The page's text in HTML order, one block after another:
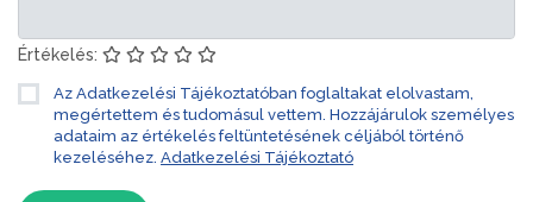
Értékelés:
Az Adatkezelési Tájékoztatóban foglaltakat elolvastam,
megértettem és tudomásul vettem. Hozzájárulok személyes
adataim az értékelés feltüntetésének céljából történő
kezeléséhez. Adatkezelési Tájékoztató